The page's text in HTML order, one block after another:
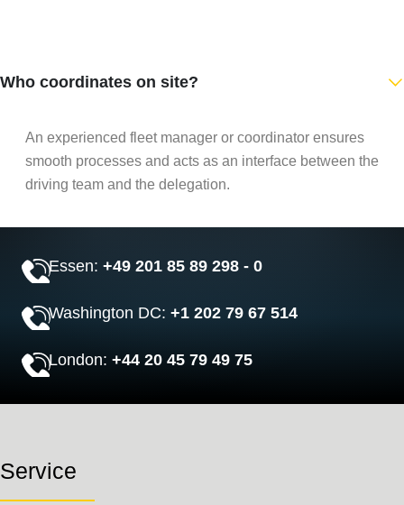
Who coordinates on site?
An experienced fleet manager or coordinator ensures
smooth processes and acts as an interface between the
driving team and the delegation.
Essen:+49 201 85 89 298 - 0
Washington DC:+1 202 79 67 514
London:+44 20 45 79 49 75
Service